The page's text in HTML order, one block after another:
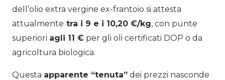
dell’olio extra vergine ex-frantoio si attesta
attualmente tra i 9 e i 10,20 €/kg, con punte
superiori agli 11 € per gli oli certificati DOP o da
agricoltura biologica.
Questa apparente “tenuta” dei prezzi nasconde